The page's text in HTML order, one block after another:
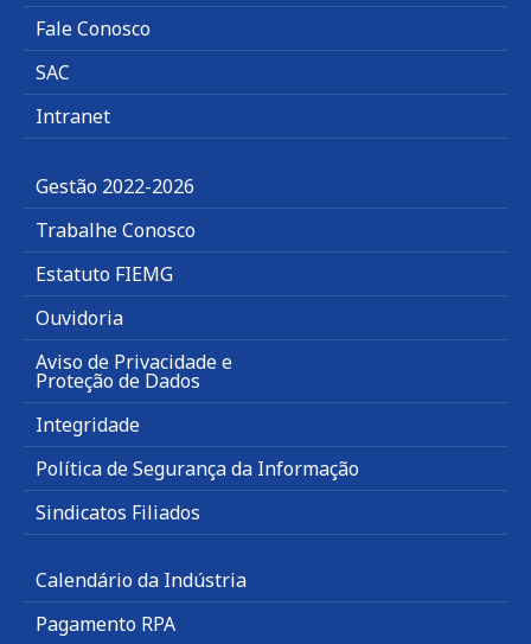
Fale Conosco
SAC
Intranet
Gestão 2022-2026
Trabalhe Conosco
Estatuto FIEMG
Ouvidoria
Aviso de Privacidade e
Proteção de Dados
Integridade
Política de Segurança da Informação
Sindicatos Filiados
Calendário da Indústria
Pagamento RPA